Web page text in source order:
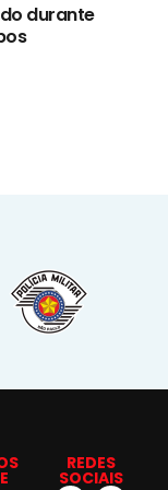
durante
REDES
SOCIAIS